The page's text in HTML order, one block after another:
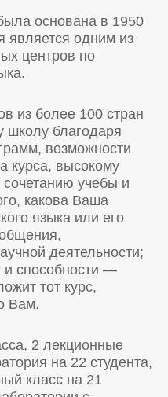
основана в 1950
является одним из
центров по
из более 100 стран
школу благодаря
возможности
курса, высокому
сочетанию учебы и
какова Ваша
языка или его
деятельности;
и способности —
тот курс,
Вам.
2 лекционные
на 22 студента,
класс на 21